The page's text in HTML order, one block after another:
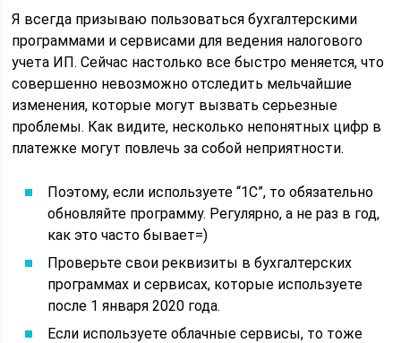
Я всегда призываю пользоваться бухгалтерскими
программами и сервисами для ведения налогового
учета ИП. Сейчас настолько все быстро меняется, что
совершенно невозможно отследить мельчайшие
изменения, которые могут вызвать серьезные
проблемы. Как видите, несколько непонятных цифр в
платежке могут повлечь за собой неприятности.
Поэтому, если используете “1С”, то обязательно
обновляйте программу. Регулярно, а не раз в год,
как это часто бывает=)
Проверьте свои реквизиты в бухгалтерских
программах и сервисах, которые используете
после 1 января 2020 года.
Если используете облачные сервисы, то тоже